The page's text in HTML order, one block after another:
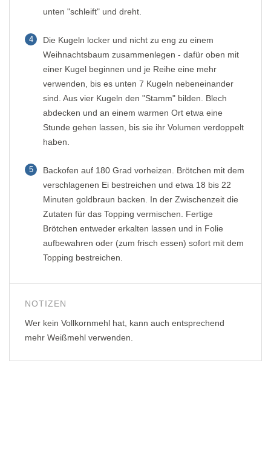
unten "schleift" und dreht.
4
Die Kugeln locker und nicht zu eng zu einem
Weihnachtsbaum zusammenlegen - dafür oben mit
einer Kugel beginnen und je Reihe eine mehr
verwenden, bis es unten 7 Kugeln nebeneinander
sind. Aus vier Kugeln den "Stamm" bilden. Blech
abdecken und an einem warmen Ort etwa eine
Stunde gehen lassen, bis sie ihr Volumen verdoppelt
haben.
5
Backofen auf 180 Grad vorheizen. Brötchen mit dem
verschlagenen Ei bestreichen und etwa 18 bis 22
Minuten goldbraun backen. In der Zwischenzeit die
Zutaten für das Topping vermischen. Fertige
Brötchen entweder erkalten lassen und in Folie
aufbewahren oder (zum frisch essen) sofort mit dem
Topping bestreichen.
NOTIZEN
Wer kein Vollkornmehl hat, kann auch entsprechend
mehr Weißmehl verwenden.